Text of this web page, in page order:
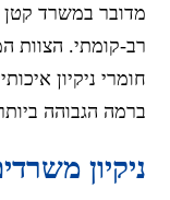
מדובר במשרד קטן
רב-קומתי. הצוות
חומרי ניקיון
ברמה הגבוהה
ניקיון